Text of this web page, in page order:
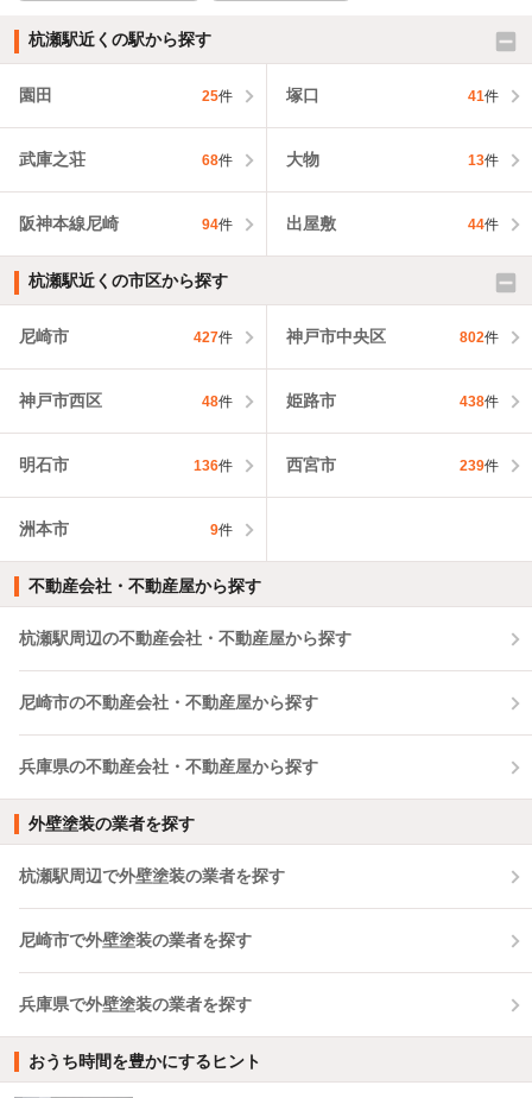
杭瀬駅近くの駅から探す
園田 25件 塚口 41件
武庫之荘 68件 大物 13件
阪神本線尼崎 94件 出屋敷 44件
杭瀬駅近くの市区から探す
尼崎市 427件 神戸市中央区 802件
神戸市西区 48件 姫路市 438件
明石市 136件 西宮市 239件
洲本市 9件
不動産会社・不動産屋から探す
杭瀬駅周辺の不動産会社・不動産屋から探す
尼崎市の不動産会社・不動産屋から探す
兵庫県の不動産会社・不動産屋から探す
外壁塗装の業者を探す
杭瀬駅周辺で外壁塗装の業者を探す
尼崎市で外壁塗装の業者を探す
兵庫県で外壁塗装の業者を探す
おうち時間を豊かにするヒント